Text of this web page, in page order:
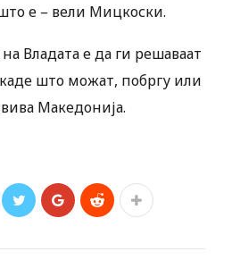
е – вели Мицкоски.
Владата е да ги решаваат
што можат, побргу или
Македонија.